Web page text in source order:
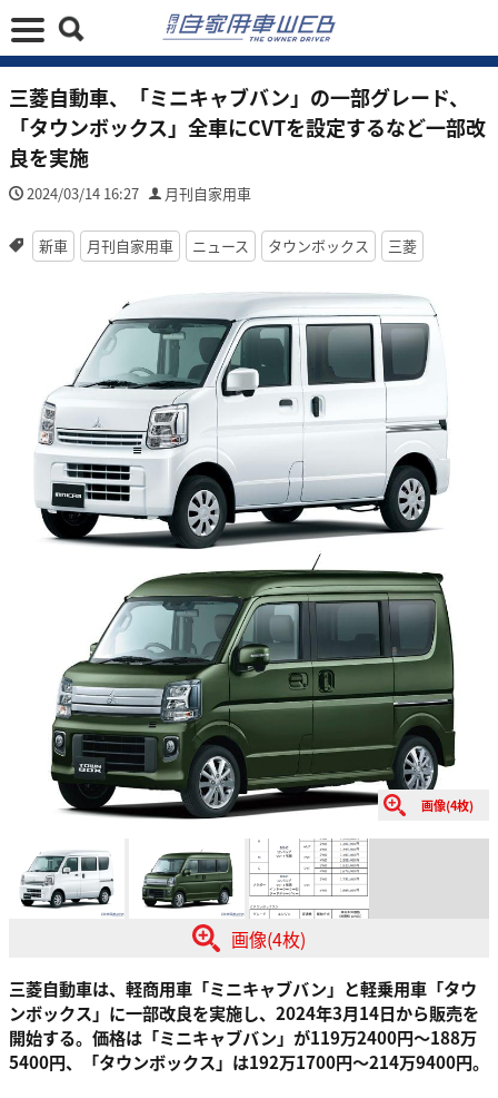
三菱自動車、「ミニキャブバン」の一部グレード、
「タウンボックス」全車にCVTを設定するなど一部改
良を実施
2024/03/14 16:27 月刊自家用車
新車 月刊自家用車 ニュース タウンボックス 三菱
画像(4枚)
画像(4枚)
三菱自動車は、軽商用車「ミニキャブバン」と軽乗用車「タウ
ンボックス」に一部改良を実施し、2024年3月14日から販売を
開始する。価格は「ミニキャブバン」が119万2400円～188万
5400円、「タウンボックス」は192万1700円～214万9400円。